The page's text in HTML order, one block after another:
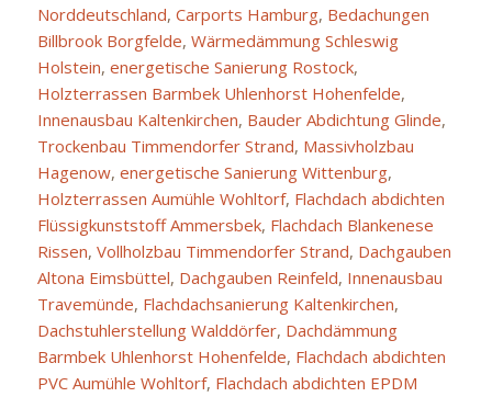
Norddeutschland, Carports Hamburg, Bedachungen
Billbrook Borgfelde, Wärmedämmung Schleswig
Holstein, energetische Sanierung Rostock,
Holzterrassen Barmbek Uhlenhorst Hohenfelde,
Innenausbau Kaltenkirchen, Bauder Abdichtung Glinde,
Trockenbau Timmendorfer Strand, Massivholzbau
Hagenow, energetische Sanierung Wittenburg,
Holzterrassen Aumühle Wohltorf, Flachdach abdichten
Flüssigkunststoff Ammersbek, Flachdach Blankenese
Rissen, Vollholzbau Timmendorfer Strand, Dachgauben
Altona Eimsbüttel, Dachgauben Reinfeld, Innenausbau
Travemünde, Flachdachsanierung Kaltenkirchen,
Dachstuhlerstellung Walddörfer, Dachdämmung
Barmbek Uhlenhorst Hohenfelde, Flachdach abdichten
PVC Aumühle Wohltorf, Flachdach abdichten EPDM